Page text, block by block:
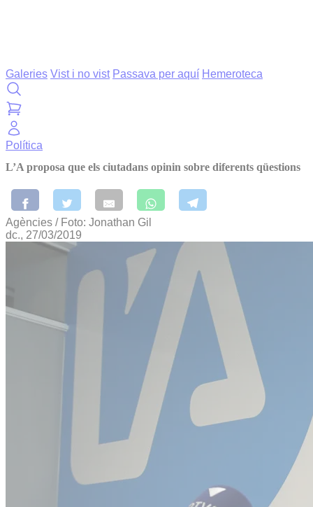
Galeries Vist i no vist Passava per aquí Hemeroteca
Política
L’A proposa que els ciutadans opinin sobre diferents qüestions
Agències / Foto: Jonathan Gil
dc., 27/03/2019